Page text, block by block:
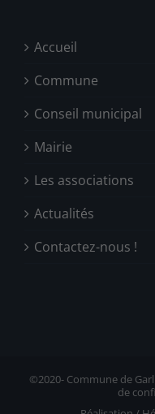
Accueil
Commune
Conseil municipal
Mairie
Les associations
Actualités
Contactez-nous !
©2020-Commune de
de